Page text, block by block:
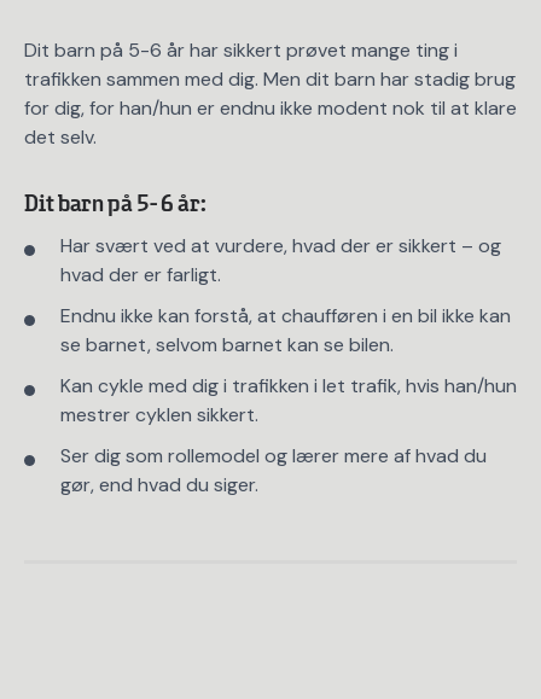
Dit barn på 5-6 år har sikkert prøvet mange ting i
trafikken sammen med dig. Men dit barn har stadig brug
for dig, for han/hun er endnu ikke modent nok til at klare
det selv.
Dit barn på 5- 6 år:
Har svært ved at vurdere, hvad der er sikkert – og
hvad der er farligt.
Endnu ikke kan forstå, at chaufføren i en bil ikke kan
se barnet, selvom barnet kan se bilen.
Kan cykle med dig i trafikken i let trafik, hvis han/hun
mestrer cyklen sikkert.
Ser dig som rollemodel og lærer mere af hvad du
gør, end hvad du siger.